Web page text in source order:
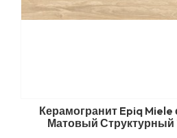
Керамогранит Epiq
Матовый Структурный